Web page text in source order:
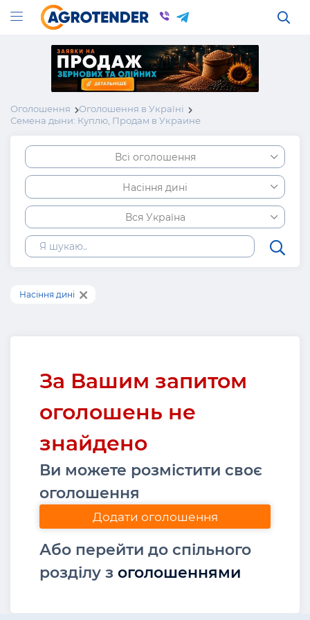
Оголошення
Оголошення в Україні
Семена дыни: Куплю, Продам в Украине
Всі оголошення
Насіння дині
Вся Україна
Насіння дині
За Вашим запитом
оголошень не
знайдено
Ви можете розмістити своє
оголошення
Додати оголошення
Або перейти до спільного
розділу з оголошеннями